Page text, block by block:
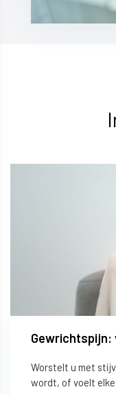
Gewrichtspijn:
Worstelt u met
wordt, of voelt